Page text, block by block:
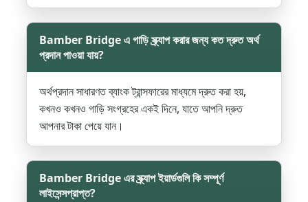
Bamber Bridge এ গাড়ি স্ক্র্যাপ করার জন্য কত দ্রুত অর্থ
প্রদান পাওয়া যায়?
অর্থপ্রদান সাধারণত ব্যাংক ট্রান্সফারের মাধ্যমে দ্রুত করা হয়,
কখনও কখনও গাড়ি সংগ্রহের একই দিনে, যাতে আপনি দ্রুত
আপনার টাকা পেয়ে যান।
Bamber Bridge এর স্ক্র্যাপ ইয়ার্ডগুলি কি সম্পূর্ণ
লাইসেন্সপ্রাপ্ত?